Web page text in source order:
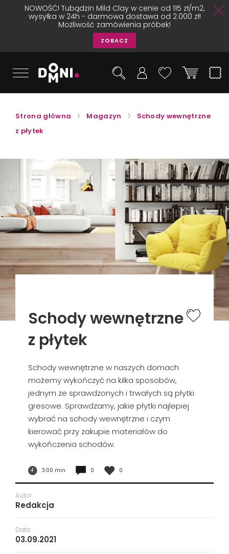
NOWOŚĆ! Tubądzin Mild Clay w cenie od 115 zł/m2,
wysyłka w 24h - darmowa dostawa od 2.000 zł!
Możliwość zamówienia próbek!
ZOBACZ
Strona główna Magazyn
Schody wewnętrzne
z płytek
Schody wewnętrzne
z płytek
Schody wewnętrzne w naszych domach
możemy wykończyć na kilka sposobów,
jednym ze sprawdzonych i trwałych są płytki
gresowe. Sprawdzamy, jakie płytki najlepiej
wybrać na schody wewnętrzne i czym
kierować przy zakupie materiałów do
wykończenia schodów.
3:00 min 0 0
Autor:
Redakcja
Data:
03.09.2021